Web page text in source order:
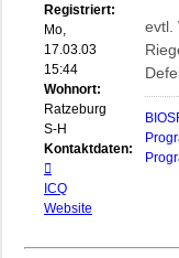
Registriert:
Mo,
17.03.03
15:44
Wohnort:
Ratzeburg,
S-H
Kontaktdaten:
von
biosflash
ICQ
Website
evtl.